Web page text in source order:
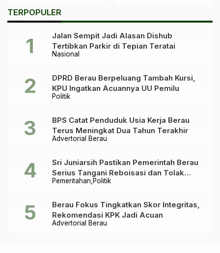
TERPOPULER
Nasional
Jalan Sempit Jadi Alasan Dishub
Tertibkan Parkir di Tepian Teratai
Politik
DPRD Berau Berpeluang Tambah Kursi,
KPU Ingatkan Acuannya UU Pemilu
Advertorial Berau
BPS Catat Penduduk Usia Kerja Berau
Terus Meningkat Dua Tahun Terakhir
Pemeritahan Politik
Sri Juniarsih Pastikan Pemerintah Berau
Serius Tangani Reboisasi dan Tolak
Praktik Ilegal
Advertorial Berau
Berau Fokus Tingkatkan Skor Integritas,
Rekomendasi KPK Jadi Acuan